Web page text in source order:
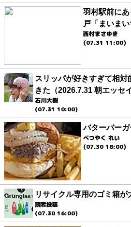
羽村駅前に
戸「まいまい
西村まさゆき
(07.31 11:00)
スリッパが好きすぎて相
きた（2026.7.31 朝エッセ
石川大樹
(07.31 10:00)
バターバーガ
べつやく れい
(07.30 18:00)
リサイクル専用のゴミ箱が
読者投稿
(07.30 16:00)